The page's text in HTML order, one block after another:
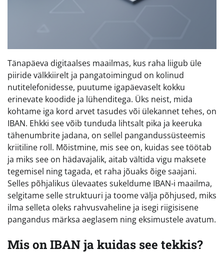
Tänapäeva digitaalses maailmas, kus raha liigub üle
piiride välkkiirelt ja pangatoimingud on kolinud
nutitelefonidesse, puutume igapäevaselt kokku
erinevate koodide ja lühenditega. Üks neist, mida
kohtame iga kord arvet tasudes või ülekannet tehes, on
IBAN. Ehkki see võib tunduda lihtsalt pika ja keeruka
tähenumbrite jadana, on sellel pangandussüsteemis
kriitiline roll. Mõistmine, mis see on, kuidas see töötab
ja miks see on hädavajalik, aitab vältida vigu maksete
tegemisel ning tagada, et raha jõuaks õige saajani.
Selles põhjalikus ülevaates sukeldume IBAN-i maailma,
selgitame selle struktuuri ja toome välja põhjused, miks
ilma selleta oleks rahvusvaheline ja isegi riigisisene
pangandus märksa aeglasem ning eksimustele avatum.
Mis on IBAN ja kuidas see tekkis?